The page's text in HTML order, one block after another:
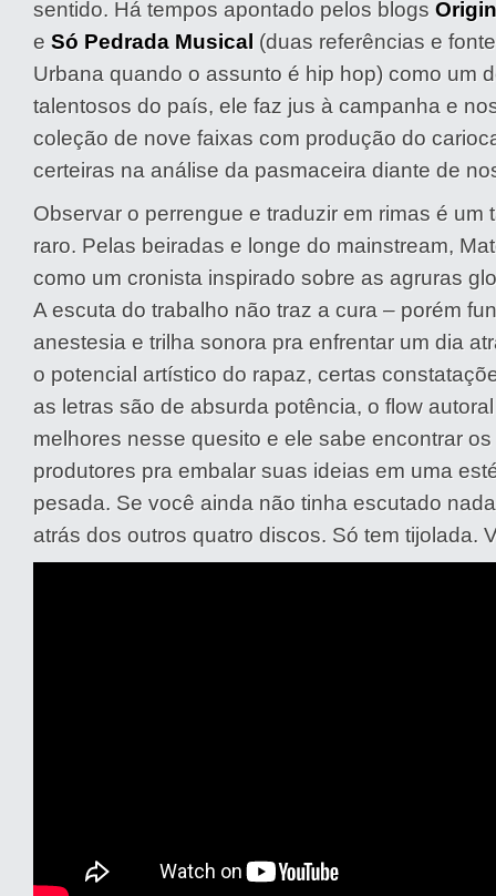
sentido. Há tempos apontado pelos blogs
e Só Pedrada Musical (duas referências e
Urbana quando o assunto é hip hop) como um
talentosos do país, ele faz jus à campanha e
coleção de nove faixas com produção do
certeiras na análise da pasmaceira diante de
Observar o perrengue e traduzir em rimas é um
raro. Pelas beiradas e longe do mainstream,
como um cronista inspirado sobre as agruras
A escuta do trabalho não traz a cura – porém
anestesia e trilha sonora pra enfrentar um dia
o potencial artístico do rapaz, certas
as letras são de absurda potência, o flow
melhores nesse quesito e ele sabe encontrar
produtores pra embalar suas ideias em uma
pesada. Se você ainda não tinha escutado
atrás dos outros quatro discos. Só tem tijolada.